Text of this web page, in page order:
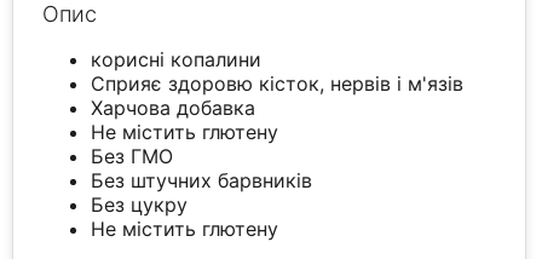
Опис
корисні копалини
Сприяє здоровю кісток, нервів і м'язів
Харчова добавка
Не містить глютену
Без ГМО
Без штучних барвників
Без цукру
Не містить глютену